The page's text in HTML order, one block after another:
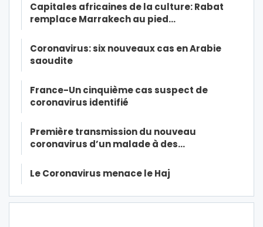
Capitales africaines de la culture: Rabat
remplace Marrakech au pied…
Coronavirus: six nouveaux cas en Arabie
saoudite
France-Un cinquième cas suspect de
coronavirus identifié
Première transmission du nouveau
coronavirus d’un malade à des…
Le Coronavirus menace le Haj